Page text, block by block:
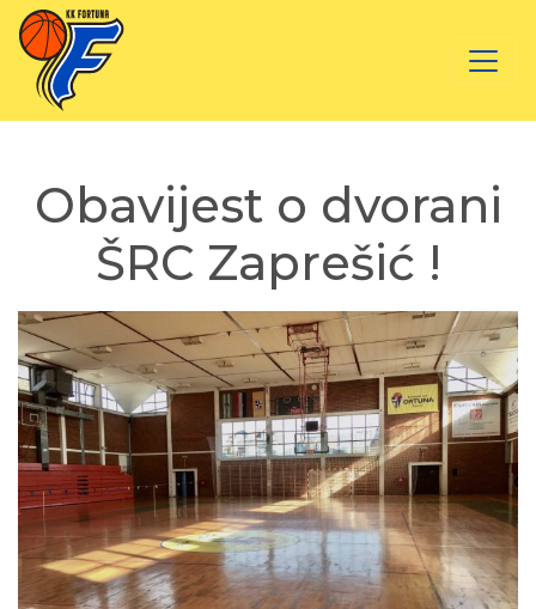
Obavijest o dvorani
ŠRC Zaprešić !